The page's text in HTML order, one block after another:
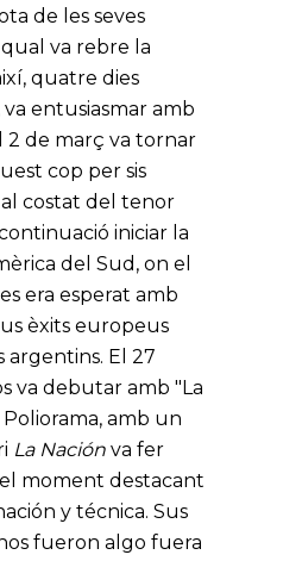
de les seves
va rebre la
quatre dies
entusiasmar amb
2 de març va tornar
cop per sis
costat del tenor
iniciar la
del Sud, on el
era esperat amb
èxits europeus
El 27
va debutar amb "La
amb un
La Nación va fer
moment destacant
y técnica. Sus
fueron algo fuera